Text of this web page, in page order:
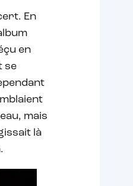
En
en
se
mais
là